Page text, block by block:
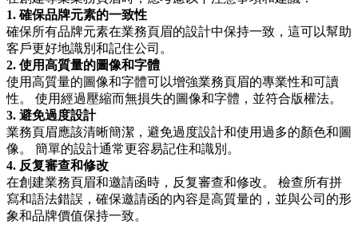
1. 確保品牌元素的一致性
確保所有品牌元素在業務頁眉的設計中保持一致，這可以幫助
客戶更好地識別和記住公司。
2. 使用高質量的圖像和字體
使用高質量的圖像和字體可以增強業務頁眉的專業性和可讀
性。 使用經過壓縮而無損失的圖像和字體，並符合版權法。
3. 避免過度設計
業務頁眉應該清晰簡潔，避免過度設計和使用過多的顏色和圖
像。 簡單的設計通常更容易記住和識別。
4. 反复審查和修改
在創建業務頁眉和邀請函時，反复審查和修改。 檢查所有拼
寫和語法錯誤，確保邀請函的內容是高質量的，並與公司的形
象和品牌價值保持一致。